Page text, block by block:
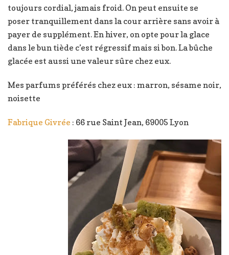
toujours cordial, jamais froid. On peut ensuite se
poser tranquillement dans la cour arrière sans avoir à
payer de supplément. En hiver, on opte pour la glace
dans le bun tiède c’est régressif mais si bon. La bûche
glacée est aussi une valeur sûre chez eux.
Mes parfums préférés chez eux : marron, sésame noir,
noisette
Fabrique Givrée : 66 rue Saint Jean, 69005 Lyon